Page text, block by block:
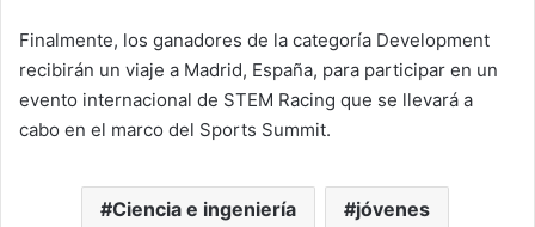
Finalmente, los ganadores de la categoría Development
recibirán un viaje a Madrid, España, para participar en un
evento internacional de STEM Racing que se llevará a
cabo en el marco del Sports Summit.
Ciencia e ingeniería jóvenes